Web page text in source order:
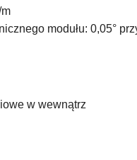
modułu: 0,05°
w wewnątrz